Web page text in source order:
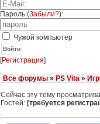
Пароль (Забыли?):
Чужой компьютер
Войти
[Регистрация]
Все форумы» PS Vita»
Сейчас эту тему
Гостей: [требуется